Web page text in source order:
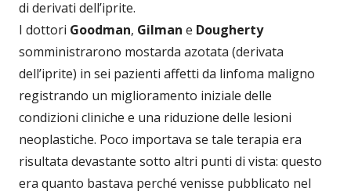
di derivati dell’iprite.
I dottori Goodman, Gilman e Dougherty
somministrarono mostarda azotata (derivata
dell’iprite) in sei pazienti affetti da linfoma maligno
registrando un miglioramento iniziale delle
condizioni cliniche e una riduzione delle lesioni
neoplastiche. Poco importava se tale terapia era
risultata devastante sotto altri punti di vista: questo
era quanto bastava perché venisse pubblicato nel